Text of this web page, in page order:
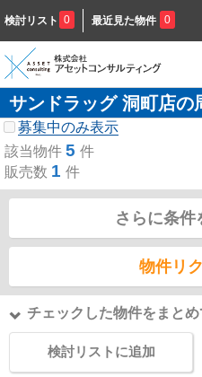
検討リスト 0 最近見た物件 0
サンドラッグ 洞町店の
募集中のみ表示
該当物件 5 件
販売数 1 件
さらに条件
物件リ
チェックした物件をまとめ
検討リストに追加